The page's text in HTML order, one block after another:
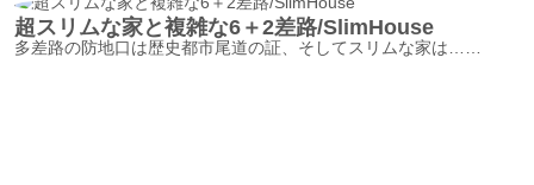
超スリムな家と複雑な6＋2差路/SlimHouse
多差路の防地口は歴史都市尾道の証、そしてスリムな家は……